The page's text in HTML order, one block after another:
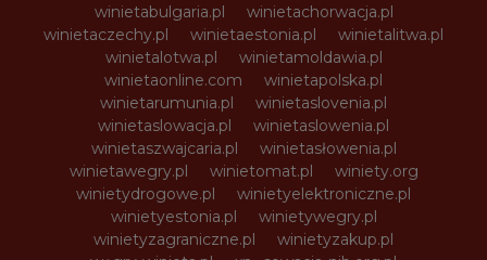
winietabulgaria.pl
winietachorwacja.pl
winietaczechy.pl
winietaestonia.pl
winietalitwa.pl
winietalotwa.pl
winietamoldawia.pl
winietaonline.com
winietapolska.pl
winietarumunia.pl
winietaslovenia.pl
winietaslowacja.pl
winietaslowenia.pl
winietaszwajcaria.pl
winietasłowenia.pl
winietawegry.pl
winietomat.pl
winiety.org
winietydrogowe.pl
winietyelektroniczne.pl
winietyestonia.pl
winietywegry.pl
winietyzagraniczne.pl
winietyzakup.pl